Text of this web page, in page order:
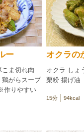
ウイスキー・ブランデー
ー
ま切れ肉
がらスープ
りやすい
オクラの
オクラ しょ
栗粉 揚げ油
15分 94kcal